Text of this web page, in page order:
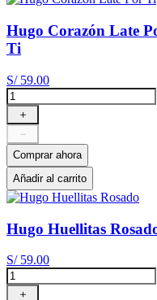
Hugo Corazón Late
Ti
S/ 59.00
＋
－
Comprar ahora
Añadir al carrito
Hugo Huellitas
S/ 59.00
＋